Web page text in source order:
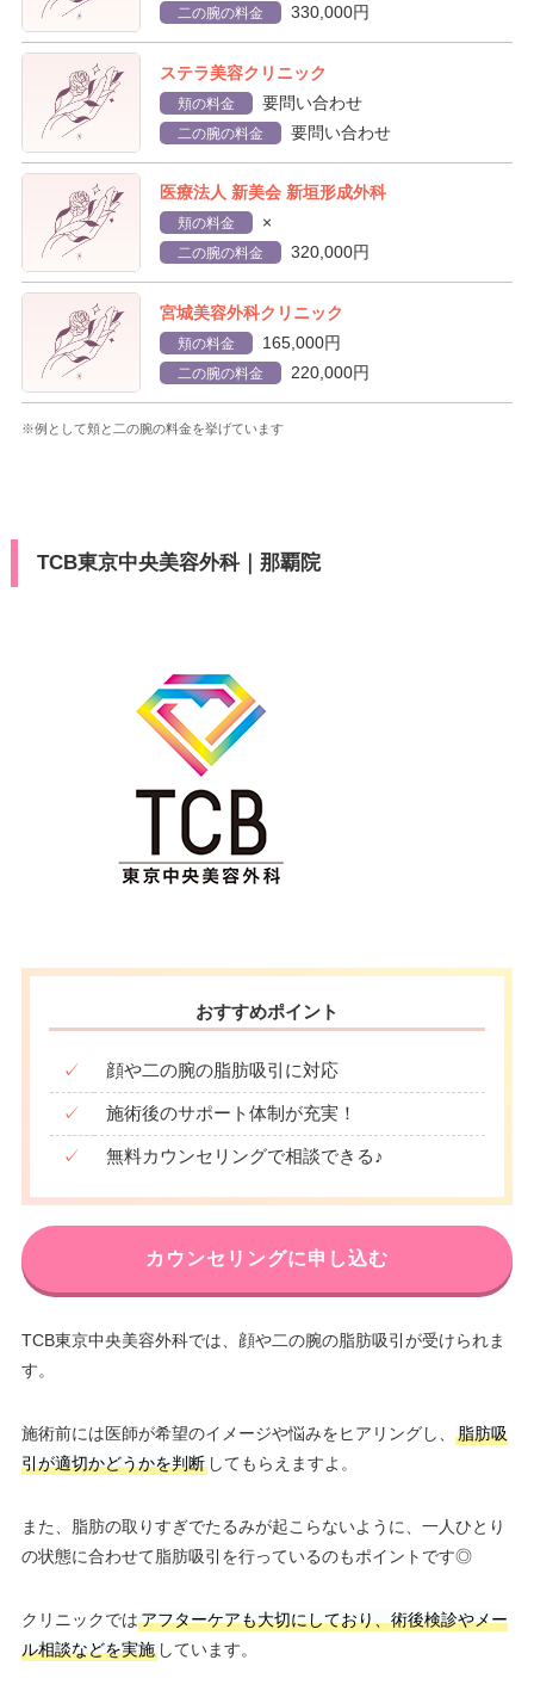
二の腕の料金 330,000円
ステラ美容クリニック
頬の料金 要問い合わせ
二の腕の料金 要問い合わせ
医療法人 新美会 新垣形成外科
頬の料金 ×
二の腕の料金 320,000円
宮城美容外科クリニック
頬の料金 165,000円
二の腕の料金 220,000円
※例として頬と二の腕の料金を挙げています
TCB東京中央美容外科｜那覇院
おすすめポイント
✓ 顔や二の腕の脂肪吸引に対応
✓ 施術後のサポート体制が充実！
✓ 無料カウンセリングで相談できる♪
カウンセリングに申し込む
TCB東京中央美容外科では、顔や二の腕の脂肪吸引が受けられま
す。
施術前には医師が希望のイメージや悩みをヒアリングし、
脂肪吸
引が適切かどうかを判断してもらえますよ。
また、脂肪の取りすぎでたるみが起こらないように、一人ひとり
の状態に合わせて脂肪吸引を行っているのもポイントです◎
クリニックではアフターケアも大切にしており、術後検診やメー
ル相談などを実施しています。